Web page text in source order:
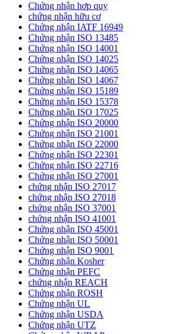
Chứng nhận hơp quy
chứng nhận hữu cơ
Chứng nhận IATF 16949
Chứng nhận ISO 13485
Chứng nhận ISO 14001
Chứng nhận ISO 14025
Chứng nhận ISO 14065
Chứng nhận ISO 14067
Chứng nhận ISO 15189
Chứng nhận ISO 15378
Chứng nhận ISO 17025
Chứng nhận ISO 20000
Chứng nhận ISO 21001
Chứng nhận ISO 22000
Chứng nhận ISO 22301
Chứng nhận ISO 22716
Chứng nhận ISO 27001
chứng nhận ISO 27017
chứng nhận ISO 27018
chứng nhận ISO 37001
chứng nhận ISO 41001
Chứng nhận ISO 45001
Chứng nhận ISO 50001
Chứng nhận ISO 9001
Chứng nhận Kosher
Chứng nhận PEFC
chứng nhận REACH
Chứng nhận ROSH
Chứng nhận UL
Chứng nhận USDA
Chứng nhận UTZ